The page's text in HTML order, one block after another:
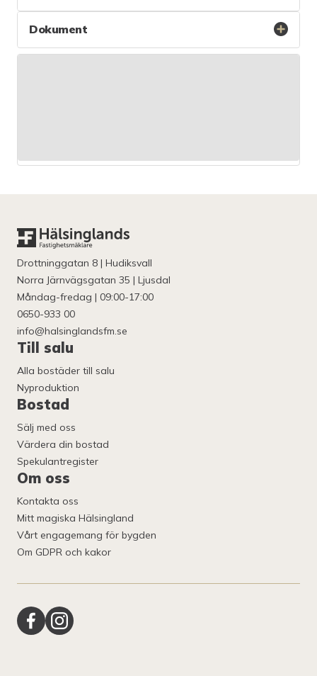
Dokument
Drottninggatan 8 | Hudiksvall
Norra Järnvägsgatan 35 | Ljusdal
Måndag-fredag | 09:00-17:00
0650-933 00
info@halsinglandsfm.se
Till salu
Alla bostäder till salu
Nyproduktion
Bostad
Sälj med oss
Värdera din bostad
Spekulantregister
Om oss
Kontakta oss
Mitt magiska Hälsingland
Vårt engagemang för bygden
Om GDPR och kakor